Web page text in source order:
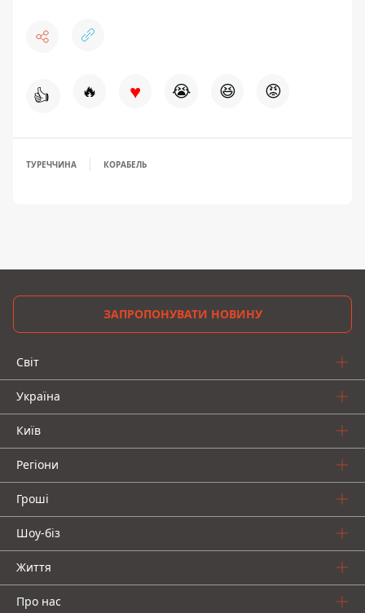
👍 🔥 ♥ 😭 😆 😡
ТУРЕЧЧИНА КОРАБЕЛЬ
ЗАПРОПОНУВАТИ НОВИНУ
Світ
Україна
Київ
Регіони
Гроші
Шоу-біз
Життя
Про нас